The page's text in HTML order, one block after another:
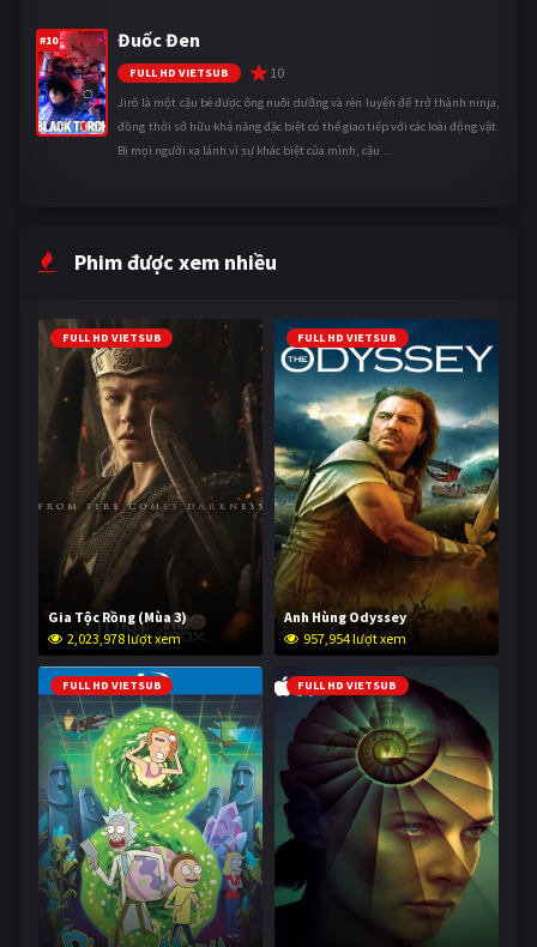
#10 Đuốc Đen
FULL HD VIETSUB 10
Jirô là một cậu bé được ông nuôi dưỡng và rèn luyện để trở thành ninja,
đồng thời sở hữu khả năng đặc biệt có thể giao tiếp với các loài động vật.
Bị mọi người xa lánh vì sự khác biệt của mình, cậu ...
Phim được xem nhiều
FULL HD VIETSUB
Gia Tộc Rồng (Mùa 3)
2,023,978 lượt xem
FULL HD VIETSUB
Anh Hùng Odyssey
957,954 lượt xem
FULL HD VIETSUB FULL HD VIETSUB